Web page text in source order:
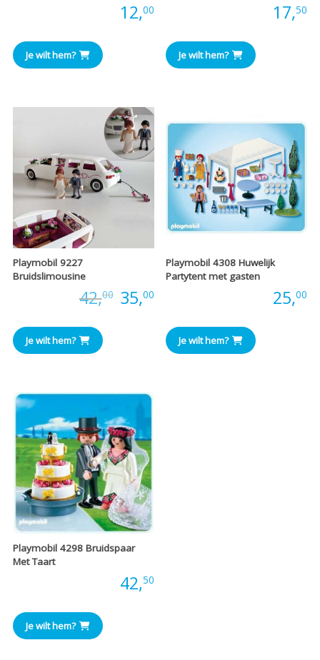
12,00
Je wilt hem?
17,50
Je wilt hem?
Playmobil 9227
Bruidslimousine
42,00 Oorspronkelijke
€42,00.
35,00Huidige
prijs
is:
Je wilt hem?
Playmobil 4308 Huwelijk
Partytent met gasten
25,00
Je wilt hem?
Playmobil 4298 Bruidspaar
Met Taart
42,50
Je wilt hem?